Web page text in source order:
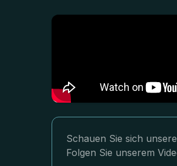
Schauen Sie sich
Folgen Sie unserem